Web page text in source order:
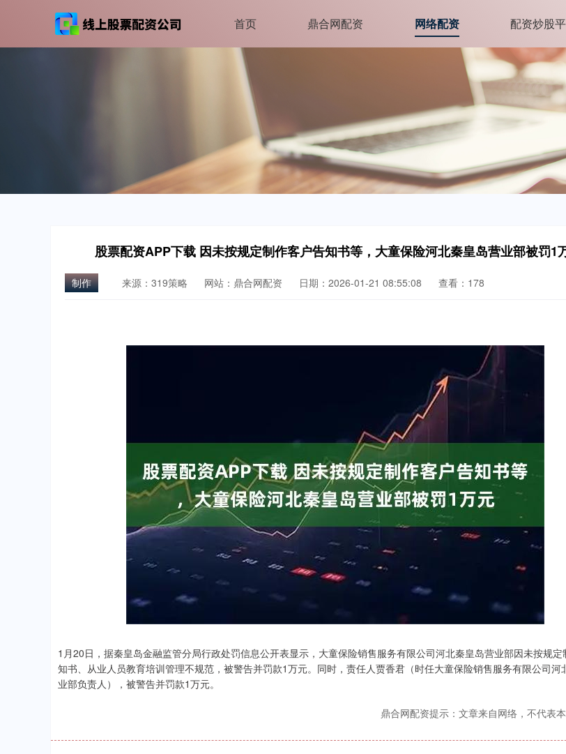
首页 鼎合网配资 网络配资 配资炒股
股票配资APP下载 因未按规定制作客户告知书等，大童保险河北秦皇岛营业部被罚1
制作 来源：319策略 网站：鼎合网配资 日期：2026-01-21 08:55:08 查看：178
1月20日，据秦皇岛金融监管分局行政处罚信息公开表显示，大童保险销售服务有限公司河北秦皇岛营业部因未按规定
知书、从业人员教育培训管理不规范，被警告并罚款1万元。同时，责任人贾香君（时任大童保险销售服务有限公司河
业部负责人），被警告并罚款1万元。
鼎合网配资提示：文章来自网络，不代表本